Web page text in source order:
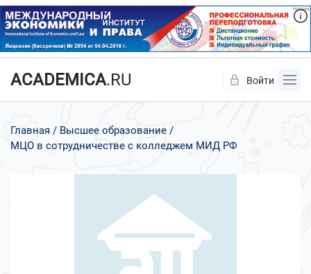
ACADEMICA.RU Войти
Главная
Высшее образование
МЦО в сотрудничестве с колледжем МИД РФ
Да Нет